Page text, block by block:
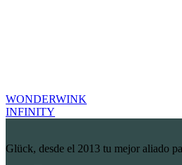
WONDERWINK
INFINITY
Glück, desde el 2013 tu mejor aliado